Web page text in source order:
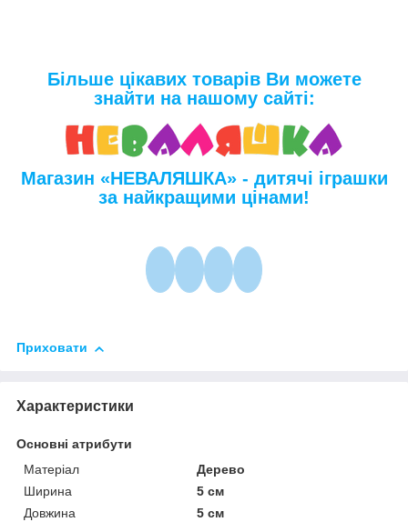
Більше цікавих товарів Ви можете
знайти на нашому сайті:
Магазин «НЕВАЛЯШКА» - дитячі іграшки
за найкращими цінами!
Приховати
Характеристики
Основні атрибути
Матеріал
Дерево
Ширина
5 см
Довжина
5 см